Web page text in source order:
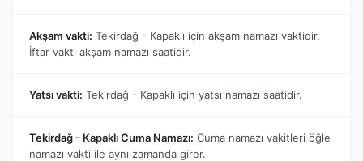
Akşam vakti: Tekirdağ - Kapaklı için akşam namazı vaktidir.
İftar vakti akşam namazı saatidir.
Yatsı vakti: Tekirdağ - Kapaklı için yatsı namazı saatidir.
Tekirdağ - Kapaklı Cuma Namazı: Cuma namazı vakitleri öğle
namazı vakti ile aynı zamanda girer.